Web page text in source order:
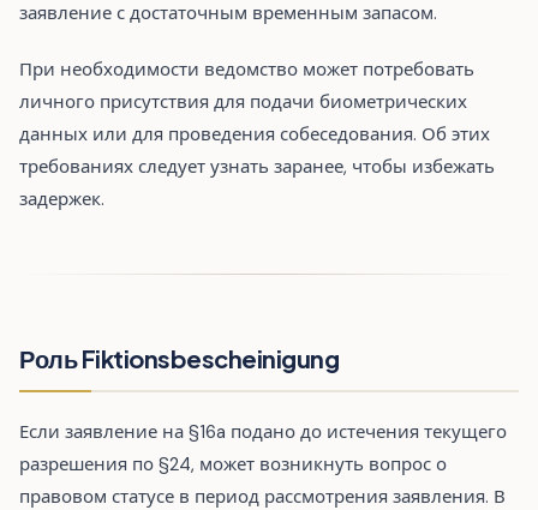
заявление с достаточным временным запасом.
При необходимости ведомство может потребовать
личного присутствия для подачи биометрических
данных или для проведения собеседования. Об этих
требованиях следует узнать заранее, чтобы избежать
задержек.
Роль Fiktionsbescheinigung
Если заявление на §16a подано до истечения текущего
разрешения по §24, может возникнуть вопрос о
правовом статусе в период рассмотрения заявления. В